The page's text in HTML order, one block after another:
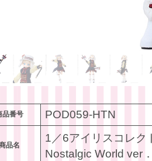
品番号 POD059-HTN
品名
1／6アイリスコレク
Nostalgic World ver